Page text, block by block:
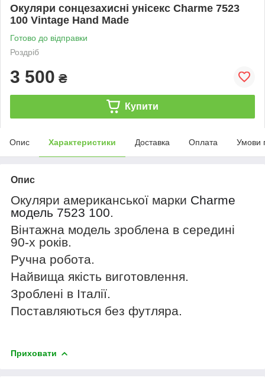
Окуляри сонцезахисні унісекc Charme 7523
100 Vintage Hand Made
Готово до відправки
Роздріб
3 500 ₴
Купити
Опис Характеристики Доставка Оплата Умови
Опис
Окуляри американської марки Charme
модель 7523 100.
Вінтажна модель зроблена в середині
90-х років.
Ручна робота.
Найвища якість виготовлення.
Зроблені в Італії.
Поставляються без футляра.
Приховати